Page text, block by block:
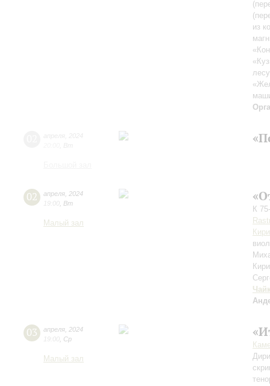
из
02 апреля 2024
19:00 Вт
Малый зал
К
03 апреля 2024
19:00 Ср
Малый зал